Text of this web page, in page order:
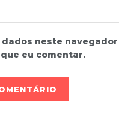
dados neste navegador
eu comentar.